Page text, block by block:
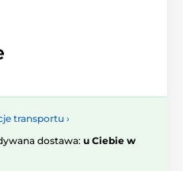
transportu ›
dostawa: u Ciebie w